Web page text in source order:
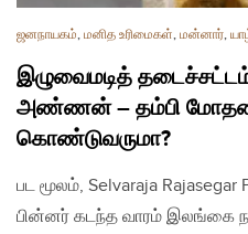
ஜனநாயகம், மனித உரிமைகள், மன்னார்,
இழுவைமடித்
அண்ணன் – தம்பி மோதலை
கொண்டுவருமா?
பட மூலம், Selvaraja
பின்னர் கடந்த வாரம் இலங்கை